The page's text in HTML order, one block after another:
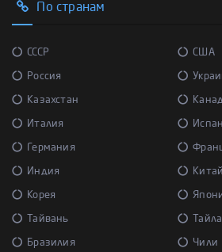
По странам
СССР США
Россия
Казахстан
Италия
Германия
Индия Китай
Корея
Тайвань
Бразилия Чили